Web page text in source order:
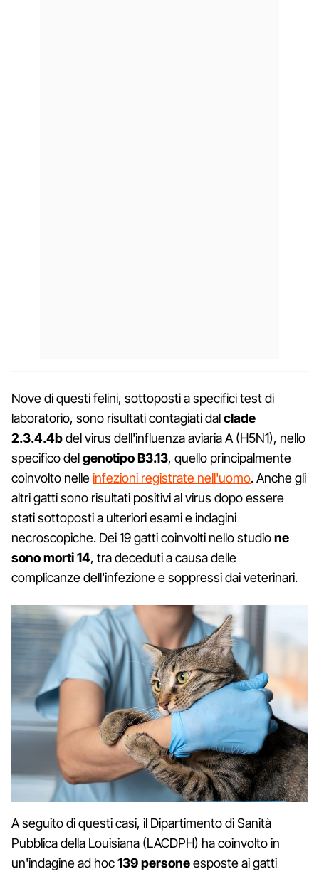
Nove di questi felini, sottoposti a specifici test di
laboratorio, sono risultati contagiati dalclade
2.3.4.4bdel virus dell'influenza aviaria A (H5N1), nello
specifico delgenotipo B3.13, quello principalmente
coinvolto nelleinfezioni registrate nell'uomo. Anche gli
altri gatti sono risultati positivi al virus dopo essere
stati sottoposti a ulteriori esami e indagini
necroscopiche. Dei 19 gatti coinvolti nello studione
sono morti 14, tra deceduti a causa delle
complicanze dell'infezione e soppressi dai veterinari.
A seguito di questi casi, il Dipartimento di Sanità
Pubblica della Louisiana (LACDPH) ha coinvolto in
un'indagine ad hoc139 personeesposte ai gatti